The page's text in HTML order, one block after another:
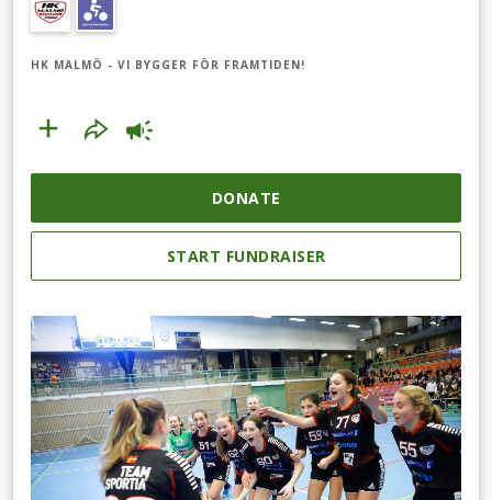
HK MALMÖ - VI BYGGER FÖR FRAMTIDEN!
DONATE
START FUNDRAISER